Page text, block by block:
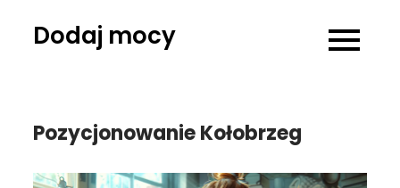
Dodaj mocy
Pozycjonowanie Kołobrzeg